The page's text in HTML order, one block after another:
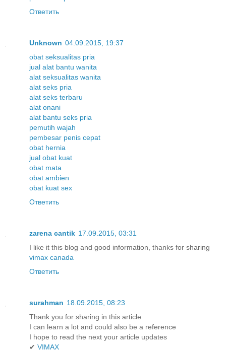
Ответить
Unknown 04.09.2015, 19:37
obat seksualitas pria
jual alat bantu wanita
alat seksualitas wanita
alat seks pria
alat seks terbaru
alat onani
alat bantu seks pria
pemutih wajah
pembesar penis cepat
obat hernia
jual obat kuat
obat mata
obat ambien
obat kuat sex
Ответить
zarena cantik 17.09.2015, 03:31
I like it this blog and good information, thanks for sharing
vimax canada
Ответить
surahman 18.09.2015, 08:23
Thank you for sharing in this article
I can learn a lot and could also be a reference
I hope to read the next your article updates
✔ VIMAX